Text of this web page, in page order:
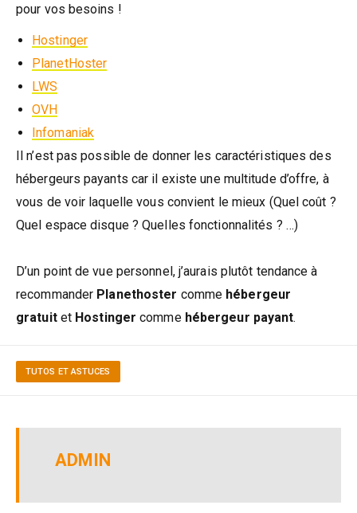
pour vos besoins !
Hostinger
PlanetHoster
LWS
OVH
Infomaniak
Il n’est pas possible de donner les caractéristiques des
hébergeurs payants car il existe une multitude d’offre, à
vous de voir laquelle vous convient le mieux (Quel coût ?
Quel espace disque ? Quelles fonctionnalités ? …)
D’un point de vue personnel, j’aurais plutôt tendance à
recommander Planethoster comme hébergeur
gratuitet Hostinger comme hébergeur payant.
TUTOS ET ASTUCES
ADMIN